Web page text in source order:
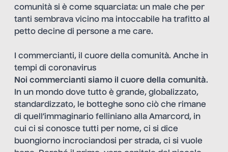
comunità si è come squarciata: un male che per
tanti sembrava vicino ma intoccabile ha trafitto al
petto decine di persone a me care.
I commercianti, il cuore della comunità. Anche in
tempi di coronavirus
Noi commercianti siamo il cuore della comunità.
In un mondo dove tutto è grande, globalizzato,
standardizzato, le botteghe sono ciò che rimane
di quell’immaginario felliniano alla Amarcord, in
cui ci si conosce tutti per nome, ci si dice
buongiorno incrociandosi per strada, ci si vuole